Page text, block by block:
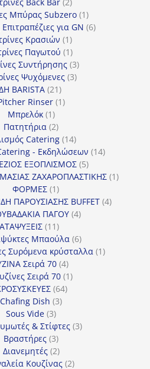
προϊόντα
Mπύρας Subzero 11
προϊόν
Επιτραπέζιες για GN 66
Κρασιών 11
προϊόν
Παγωτού 11
προϊόν
Συντήρησης 33
προϊόντα
Ψυχόμενες 33
BARISTA 2121
προϊόντα
Rinser 11
Μπρελόκ 11
προϊόν
Πατητήρια 22
προϊόντα
Catering 1414
προϊόντα
- Εκδηλώσεων 1414
ΕΞΟΠΛΙΣΜΟΣ 55
προϊόντα
ΖΑΧΑΡΟΠΛΑΣΤΙΚΗΣ 11
ΦΟΡΜΕΣ 11
προϊόν
ΠΑΡΟΥΣΙΑΣΗΣ BUFFET 44
ΠΑΓΟΥ 44
1111
προϊόντα
Μπαούλα 66
προϊόντα
Συρόμενα κρύσταλλα 11
Σειρά 70 44
προϊόντα
Σειρά 70 11
6464
Chafing Dish 33
Sous Vide 33
προϊόντα
& Στίφτες 33
Βραστήρες 33
προϊόντα
Διανεμητές 22
προϊόντα
Κουζίνας 22